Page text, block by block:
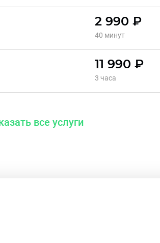
2 990 ₽
40 минут
11 990 ₽
3 часа
все услуги